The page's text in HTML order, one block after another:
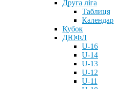
Друга ліга
Таблиця
Календар
Кубок
ДЮФЛ
U-16
U-14
U-13
U-12
U-11